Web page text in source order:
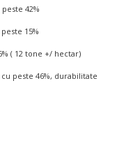
42%
15%
( 12 tone +/ hectar)
peste 46%, durabilitate